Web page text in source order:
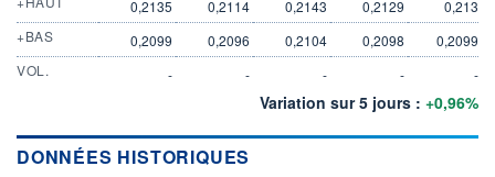
0,2135 0,2114 0,2143 0,2129
0,213
+BAS
0,2099 0,2096 0,2104 0,2098
0,2099
VOL.
- - - - -
Variation sur 5 jours : +0,96%
DONNÉES HISTORIQUES